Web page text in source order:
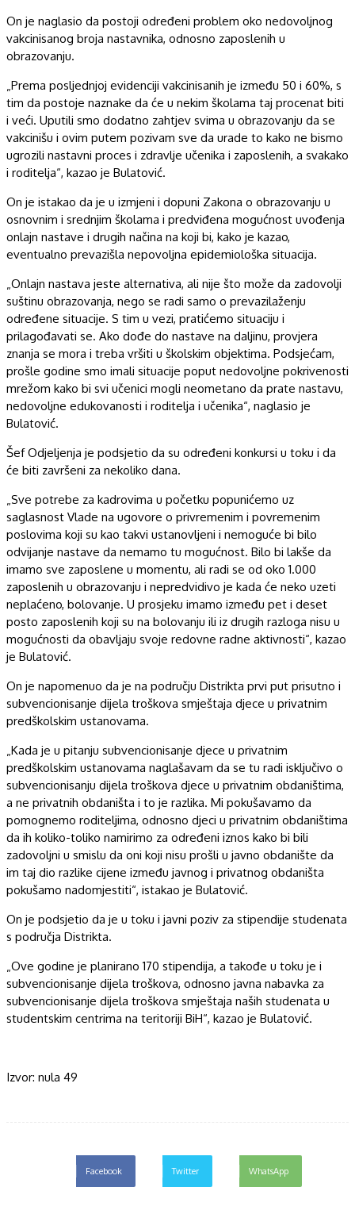
On je naglasio da postoji određeni problem oko nedovoljnog
vakcinisanog broja nastavnika, odnosno zaposlenih u
obrazovanju.
„Prema posljednjoj evidenciji vakcinisanih je između 50 i 60%, s
tim da postoje naznake da će u nekim školama taj procenat biti
i veći. Uputili smo dodatno zahtjev svima u obrazovanju da se
vakcinišu i ovim putem pozivam sve da urade to kako ne bismo
ugrozili nastavni proces i zdravlje učenika i zaposlenih, a svakako
i roditelja“, kazao je Bulatović.
On je istakao da je u izmjeni i dopuni Zakona o obrazovanju u
osnovnim i srednjim školama i predviđena mogućnost uvođenja
onlajn nastave i drugih načina na koji bi, kako je kazao,
eventualno prevazišla nepovoljna epidemiološka situacija.
„Onlajn nastava jeste alternativa, ali nije što može da zadovolji
suštinu obrazovanja, nego se radi samo o prevazilaženju
određene situacije. S tim u vezi, pratićemo situaciju i
prilagođavati se. Ako dođe do nastave na daljinu, provjera
znanja se mora i treba vršiti u školskim objektima. Podsjećam,
prošle godine smo imali situacije poput nedovoljne pokrivenosti
mrežom kako bi svi učenici mogli neometano da prate nastavu,
nedovoljne edukovanosti i roditelja i učenika“, naglasio je
Bulatović.
Šef Odjeljenja je podsjetio da su određeni konkursi u toku i da
će biti završeni za nekoliko dana.
„Sve potrebe za kadrovima u početku popunićemo uz
saglasnost Vlade na ugovore o privremenim i povremenim
poslovima koji su kao takvi ustanovljeni i nemoguće bi bilo
odvijanje nastave da nemamo tu mogućnost. Bilo bi lakše da
imamo sve zaposlene u momentu, ali radi se od oko 1.000
zaposlenih u obrazovanju i nepredvidivo je kada će neko uzeti
neplaćeno, bolovanje. U prosjeku imamo između pet i deset
posto zaposlenih koji su na bolovanju ili iz drugih razloga nisu u
mogućnosti da obavljaju svoje redovne radne aktivnosti“, kazao
je Bulatović.
On je napomenuo da je na području Distrikta prvi put prisutno i
subvencionisanje dijela troškova smještaja djece u privatnim
predškolskim ustanovama.
„Kada je u pitanju subvencionisanje djece u privatnim
predškolskim ustanovama naglašavam da se tu radi isključivo o
subvencionisanju dijela troškova djece u privatnim obdaništima,
a ne privatnih obdaništa i to je razlika. Mi pokušavamo da
pomognemo roditeljima, odnosno djeci u privatnim obdaništima
da ih koliko-toliko namirimo za određeni iznos kako bi bili
zadovoljni u smislu da oni koji nisu prošli u javno obdanište da
im taj dio razlike cijene između javnog i privatnog obdaništa
pokušamo nadomjestiti“, istakao je Bulatović.
On je podsjetio da je u toku i javni poziv za stipendije studenata
s područja Distrikta.
„Ove godine je planirano 170 stipendija, a takođe u toku je i
subvencionisanje dijela troškova, odnosno javna nabavka za
subvencionisanje dijela troškova smještaja naših studenata u
studentskim centrima na teritoriji BiH“, kazao je Bulatović.
Izvor: nula 49
Facebook Twitter WhatsApp